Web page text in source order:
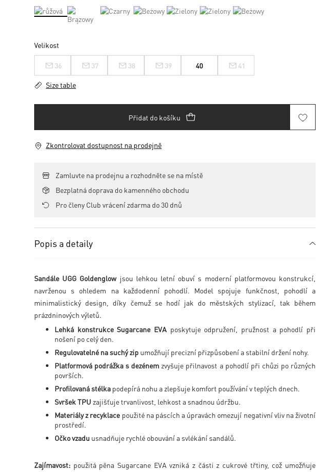
Velikost
36 37 38 39 40 41
Size table
Přidat do košíku
Zkontrolovat dostupnost na prodejně
Zamluvte na prodejnu a rozhodněte se na místě
Bezplatná doprava do kamenného obchodu
Pro členy Club vrácení zdarma do 30 dnů
Popis a detaily
Sandále UGG Goldenglowjsou lehkou letní obuví s moderní platformovou konstrukcí,
navrženou s ohledem na každodenní pohodlí. Model spojuje funkčnost, pohodlí a
minimalistický design, díky čemuž se hodí jak do městských stylizací, tak během
prázdninových výletů.
Lehká konstrukce Sugarcane EVA poskytuje odpružení, pružnost a pohodlí při
nošení po celý den.
Regulovatelné na suchý zip umožňují precizní přizpůsobení a stabilní držení nohy.
Platformová podrážka s dezénem zvyšuje přilnavost a pohodlí při chůzi po různých
površích.
Profilovaná stélka podepírá nohu a zlepšuje komfort používání v teplých dnech.
Svršek TPU zajišťuje trvanlivost, lehkost a snadnou údržbu.
Materiály z recyklace použité na páscích a úpravách omezují negativní vliv na životní
prostředí.
Očko vzadu usnadňuje rychlé obouvání a svlékání sandálů.
Zajímavost: použitá pěna Sugarcane EVA vzniká z části z cukrové třtiny, což umožňuje